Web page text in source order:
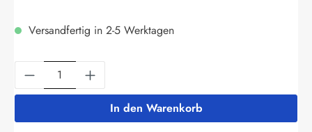
Versandfertig in 2-5 Werktagen
Produkt Anzahl: Gib den gewünschten
In den Warenkorb